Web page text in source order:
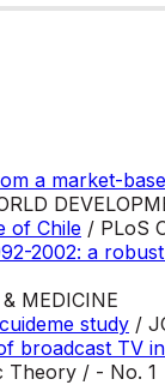
a market-
of Chile / PLoS
2002: a
MEDICINE
study /
broadcast TV
Theory / - No. 1